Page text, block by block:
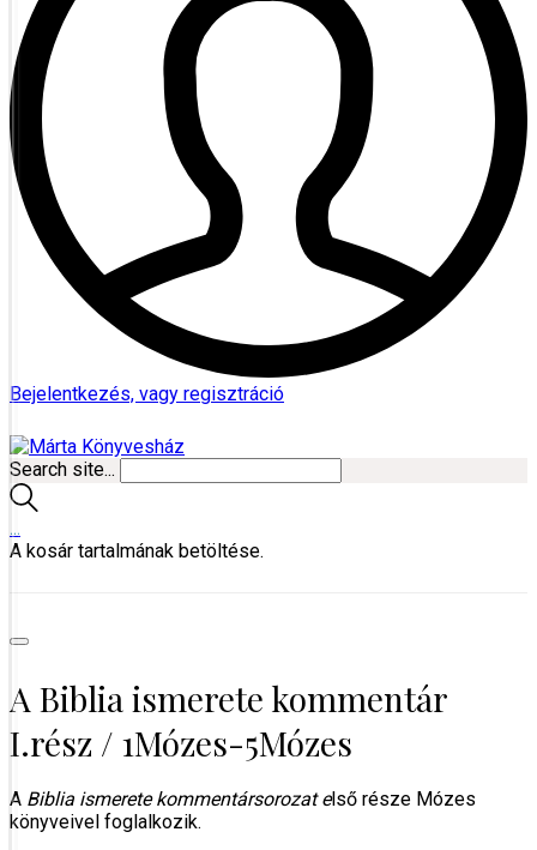
Bejelentkezés, vagy regisztráció
Search site...
…
A kosár tartalmának betöltése.
A Biblia ismerete kommentár
I.rész / 1Mózes-5Mózes
A Biblia ismerete kommentársorozat első része Mózes
könyveivel foglalkozik.